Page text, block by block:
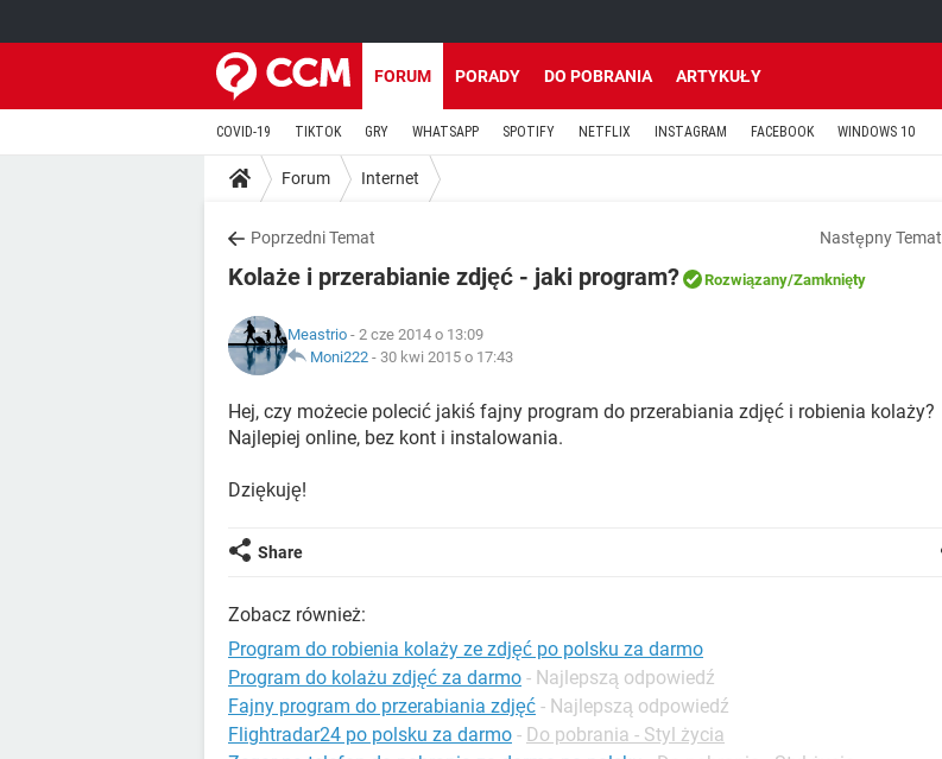
FORUM PORADY DO POBRANIA ARTYKUŁY
COVID-19 TIKTOK GRY WHATSAPP SPOTIFY NETFLIX INSTAGRAM FACEBOOK WINDOWS 10
Forum Internet
Poprzedni Temat Następny Temat
Kolaże i przerabianie zdjęć - jaki program? Rozwiązany/Zamknięty
Meastrio - 2 cze 2014 o 13:09
Moni222 - 30 kwi 2015 o 17:43
Hej, czy możecie polecić jakiś fajny program do przerabiania zdjęć i robienia kolaży?
Najlepiej online, bez kont i instalowania.
Dziękuję!
Share
Zobacz również:
Program do robienia kolaży ze zdjęć po polsku za darmo
Program do kolażu zdjęć za darmo - Najlepszą odpowiedź
Fajny program do przerabiania zdjęć - Najlepszą odpowiedź
Flightradar24 po polsku za darmo - Do pobrania - Styl życia